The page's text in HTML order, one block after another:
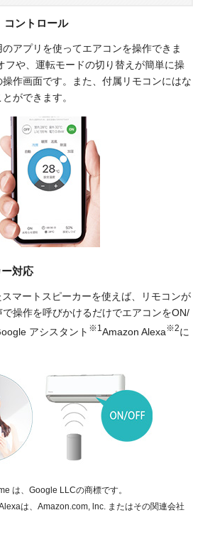
コントロール
アプリを使ってエアコンを操作できま
フや、運転モードの切り替えが簡単に操
作画面です。また、付属リモコンにはな
ができます。
対応
マートスピーカーを使えば、リモコンが
操作を呼びかけるだけでエアコンをON/
アシスタント ※1 Amazon Alexa※2に
は、Google LLCの商標です。
は、Amazon.com, lnc. またはその関連会社